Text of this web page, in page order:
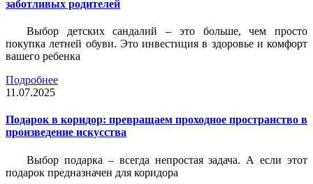
заботливых родителей
Выбор детских сандалий – это больше, чем просто
покупка летней обуви. Это инвестиция в здоровье и комфорт
вашего ребенка
Подробнее
11.07.2025
Подарок в коридор: превращаем проходное пространство в
произведение искусства
Выбор подарка – всегда непростая задача. А если этот
подарок предназначен для коридора